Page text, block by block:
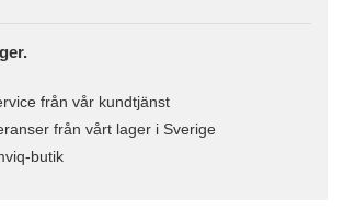
från vår kundtjänst
från vårt lager i Sverige
butik